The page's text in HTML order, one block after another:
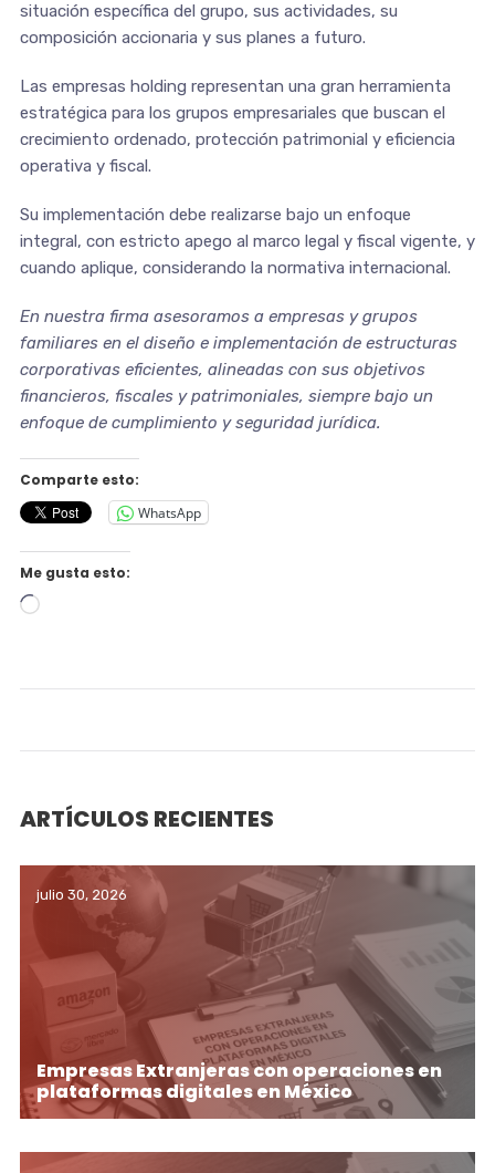
situación específica del grupo, sus actividades, su
composición accionaria y sus planes a futuro.
Las empresas holding representan una gran herramienta
estratégica para los grupos empresariales que buscan el
crecimiento ordenado, protección patrimonial y eficiencia
operativa y fiscal.
Su implementación debe realizarse bajo un enfoque
integral, con estricto apego al marco legal y fiscal vigente, y
cuando aplique, considerando la normativa internacional.
En nuestra firma asesoramos a empresas y grupos
familiares en el diseño e implementación de estructuras
corporativas eficientes, alineadas con sus objetivos
financieros, fiscales y patrimoniales, siempre bajo un
enfoque de cumplimiento y seguridad jurídica.
Comparte esto:
WhatsApp
Me gusta esto:
Cargando...
ARTÍCULOS RECIENTES
julio 30, 2026
Empresas Extranjeras con operaciones en
plataformas digitales en México